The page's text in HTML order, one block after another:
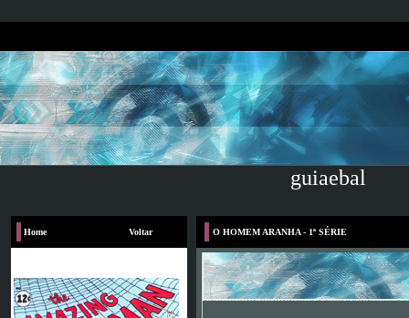
guiaebal
Home Voltar O HOMEM ARANHA - 1ª SÉRIE